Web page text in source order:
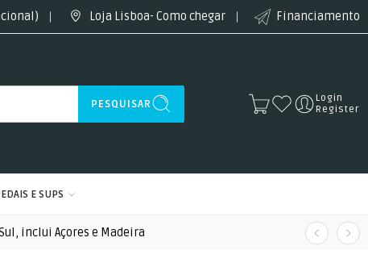
Loja Lisboa- Como chegar Financiamento
PESQUISAR
Login
Register
E SUPS
Sul, inclui Açores e Madeira